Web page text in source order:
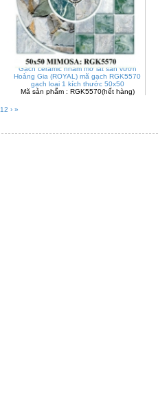
Gạch ceramic nhám mờ lát sân vườn
Hoàng Gia (ROYAL) mã gạch RGK5570
gạch loại 1 kích thước 50x50
Mã sản phẩm : RGK5570(hết hàng)
12 › »